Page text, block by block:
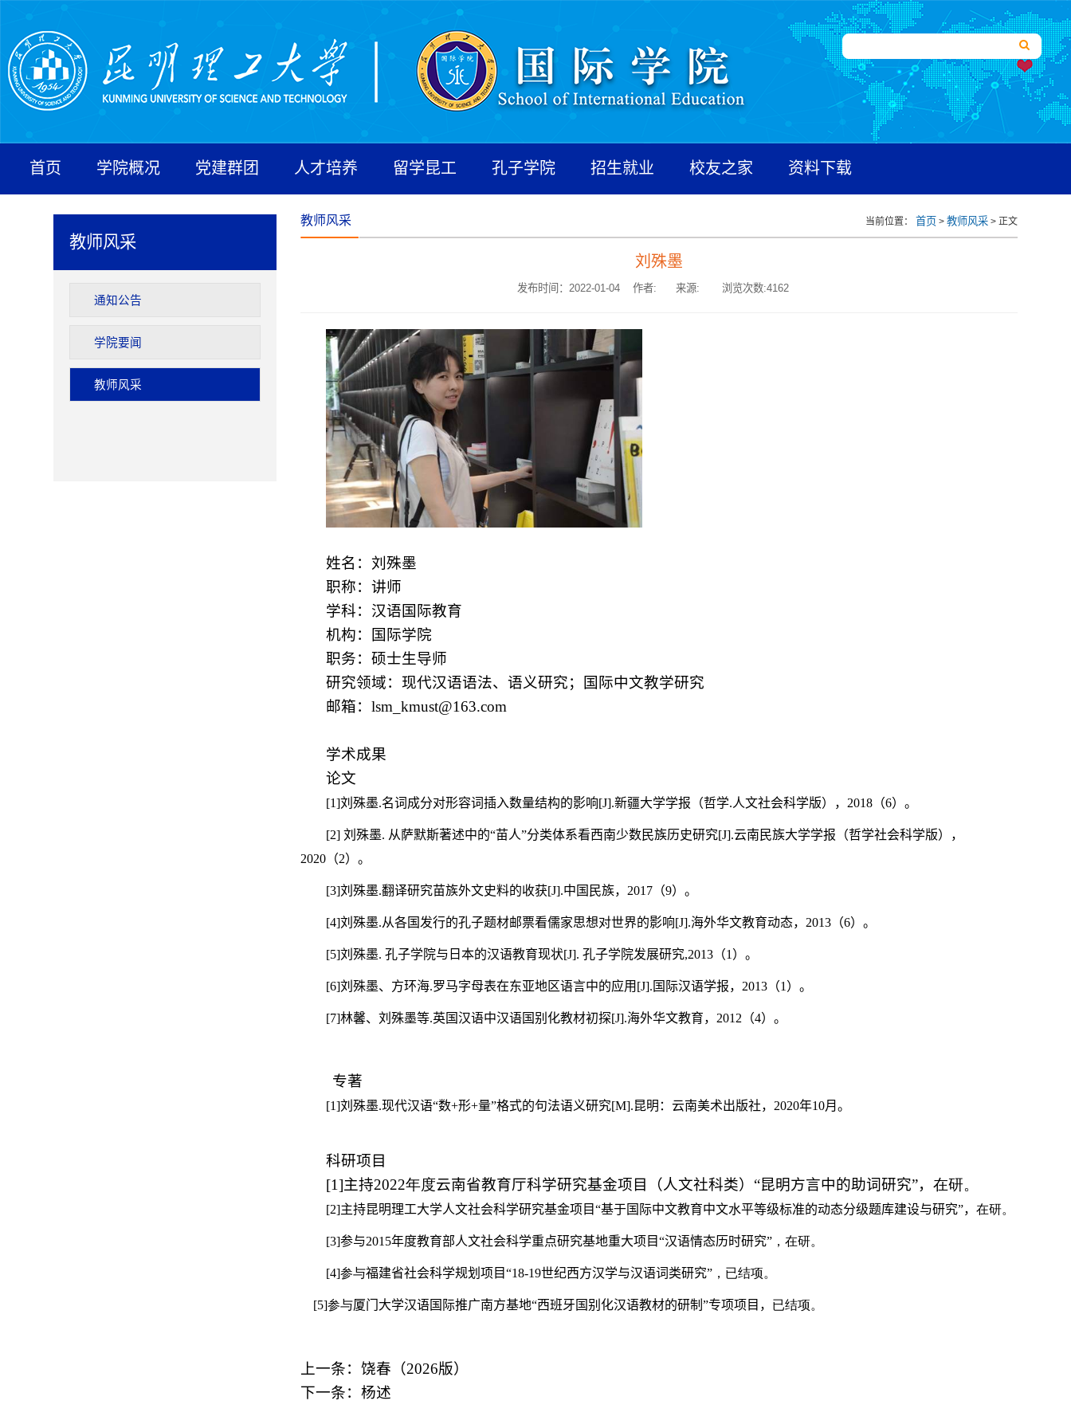
首页 学院概况 党建群团 人才培养 留学昆工 孔子学院 招生就业 校友之家 资料下载
教师风采
通知公告
学院要闻
教师风采
教师风采 当前位置： 首页 > 教师风采 > 正文
刘殊墨
发布时间：2022-01-04 作者: 来源: 浏览次数:4162
姓名：刘殊墨
职称：讲师
学科：汉语国际教育
机构：国际学院
职务：硕士生导师
研究领域：现代汉语语法、语义研究；国际中文教学研究
邮箱： lsm_kmust@163.com
学术成果
论文
[1]刘殊墨.名词成分对形容词插入数量结构的影响[J].新疆大学学报（哲学.人文社会科学版）， 2018 （6）。
[2] 刘殊墨. 从萨默斯著述中的“苗人”分类体系看西南少数民族历史研究[J].云南民族大学学报（哲学社会科学版），
2020 （2）。
[3]刘殊墨.翻译研究苗族外文史料的收获[J].中国民族， 2017 （9）。
[4]刘殊墨.从各国发行的孔子题材邮票看儒家思想对世界的影响[J].海外华文教育动态， 2013 （6）。
[5]刘殊墨. 孔子学院与日本的汉语教育现状[J]. 孔子学院发展研究,2013 （1 ）。
[6]刘殊墨、方环海.罗马字母表在东亚地区语言中的应用 [J]. 国际汉语学报， 2013 （1 ）。
[7]林馨、刘殊墨等.英国汉语中汉语国别化教材初探[J].海外华文教育， 2012 （4）。
专著
[1]刘殊墨.现代汉语“数+形+量”格式的句法语义研究[M].昆明：云南美术出版社， 2020年10月。
科研项目
[1]主持2022年度云南省教育厅科学研究基金项目（人文社科类）“昆明方言中的助词研究”， 在研。
[2]主持昆明理工大学人文社会科学研究基金项目“基于国际中文教育中文水平等级标准的动态分级题库建设与研究”， 在研。
[3]参与2015年度教育部人文社会科学重点研究基地重大项目“汉语情态历时研究”，在研。
[4]参与福建省社会科学规划项目“18-19世纪西方汉学与汉语词类研究”，已结项。
[5]参与厦门大学汉语国际推广南方基地“西班牙国别化汉语教材的研制”专项项目， 已结项。
上一条： 饶春（2026版）
下一条： 杨述